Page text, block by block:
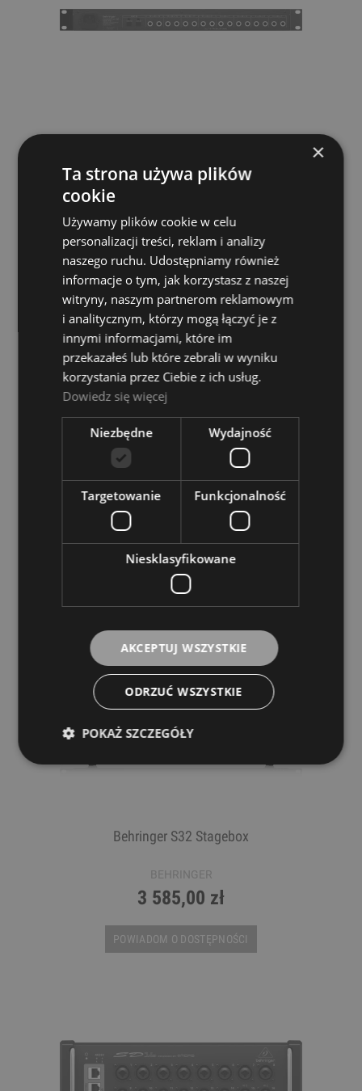
BEHRINGER
POWIADOM O DOSTĘPNOŚCI
Behringer S16 Digital Snake Stagebox
2 379,00 zł
POWIADOM O DOSTĘPNOŚCI
Behringer S32 Stagebox
BEHRINGER
3 585,00 zł
POWIADOM O DOSTĘPNOŚCI
×
Ta strona używa plików
cookie
Używamy plików cookie w celu
personalizacji treści, reklam i analizy
naszego ruchu. Udostępniamy również
informacje o tym, jak korzystasz z naszej
witryny, naszym partnerom reklamowym
i analitycznym, którzy mogą łączyć je z
innymi informacjami, które im
przekazałeś lub które zebrali w wyniku
korzystania przez Ciebie z ich usług.
Dowiedz się więcej
Niezbędne Wydajność
Targetowanie Funkcjonalność
Niesklasyfikowane
AKCEPTUJ WSZYSTKIE
ODRZUĆ WSZYSTKIE
POKAŻ SZCZEGÓŁY